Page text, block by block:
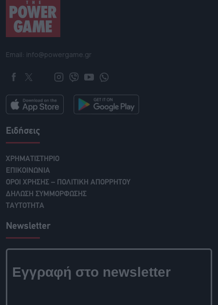
Email: info@powergame.gr
Ειδήσεις
ΧΡΗΜΑΤΙΣΤΗΡΙΟ
ΕΠΙΚΟΙΝΩΝΙΑ
ΟΡΟΙ ΧΡΗΣΗΣ – ΠΟΛΙΤΙΚΗ ΑΠΟΡΡΗΤΟΥ
ΔΗΛΩΣΗ ΣΥΜΜΟΡΦΩΣΗΣ
ΤΑΥΤΟΤΗΤΑ
Newsletter
Εγγραφή στο